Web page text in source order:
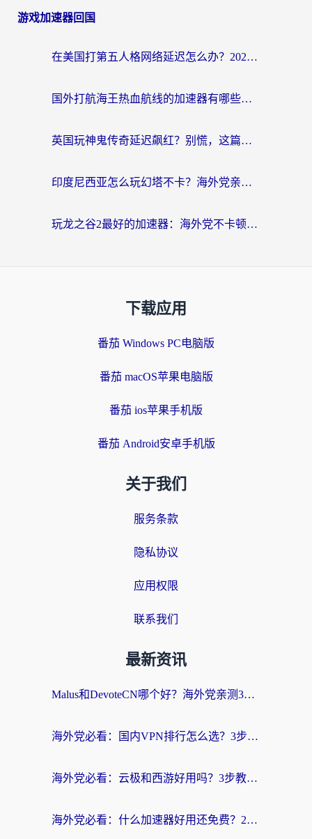
游戏加速器回国
在美国打第五人格网络延迟怎么办？2026海外玩家亲测有效指南
国外打航海王热血航线的加速器有哪些好用？2026海外玩家亲测实用指南
英国玩神鬼传奇延迟飙红？别慌，这篇指南教你选对加速器，流畅征战国服
印度尼西亚怎么玩幻塔不卡？海外党亲测有效的国服游戏加速指南
玩龙之谷2最好的加速器：海外党不卡顿的终极攻略（附战舰世界、帕斯卡契约优化技巧）
下载应用
番茄 Windows PC电脑版
番茄 macOS苹果电脑版
番茄 ios苹果手机版
番茄 Android安卓手机版
关于我们
服务条款
隐私协议
应用权限
联系我们
最新资讯
Malus和DevoteCN哪个好？海外党亲测3款回国加速器+避坑指南
海外党必看：国内VPN排行怎么选？3步教你无缝访问国内资源
海外党必看：云极和西游好用吗？3步教你选对回国加速器（附穿梭快帆对比+免费版避坑）
海外党必看：什么加速器好用还免费？2026实测回国加速全攻略